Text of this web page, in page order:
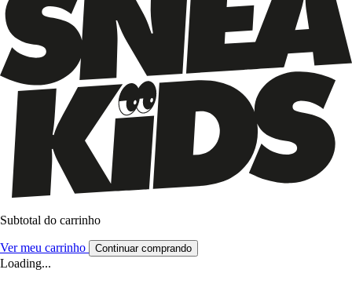
Subtotal do carrinho
Ver meu carrinho Continuar comprando
Loading...